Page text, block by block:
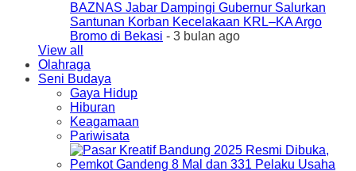
BAZNAS Jabar Dampingi Gubernur Salurkan
Santunan Korban Kecelakaan KRL–KA Argo
Bromo di Bekasi - 3 bulan ago
View all
Olahraga
Seni Budaya
Gaya Hidup
Hiburan
Keagamaan
Pariwisata